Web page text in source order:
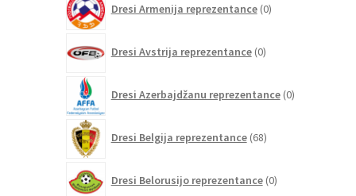
Dresi Armenija reprezentance 0izdelkov
Dresi Avstrija reprezentance 0izdelkov
Dresi Azerbajdžanu reprezentance 0izdelkov
Dresi Belgija reprezentance 68izdelkov
Dresi Belorusijo reprezentance 0izdelkov